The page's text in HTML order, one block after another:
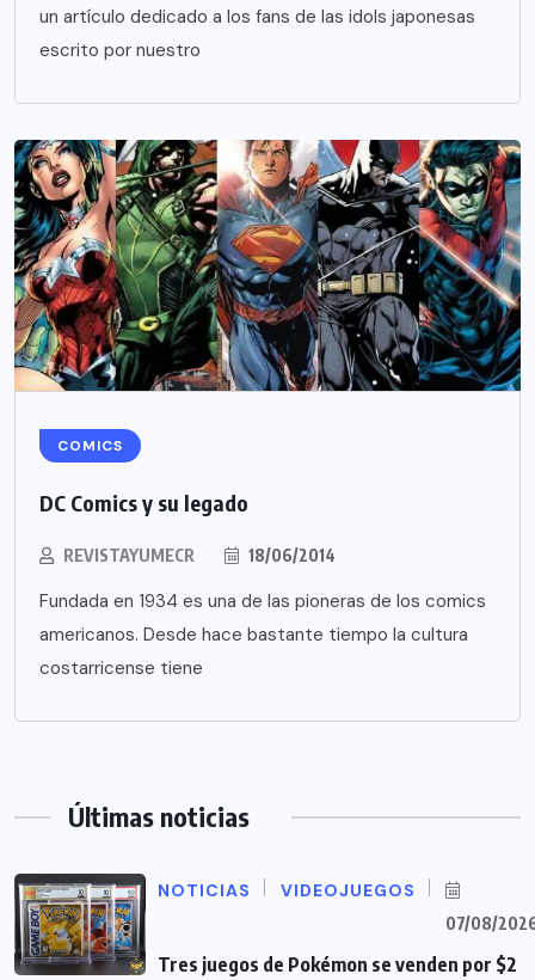
un artículo dedicado a los fans de las idols japonesas
escrito por nuestro
COMICS
DC Comics y su legado
REVISTAYUMECR 18/06/2014
Fundada en 1934 es una de las pioneras de los comics
americanos. Desde hace bastante tiempo la cultura
costarricense tiene
Últimas noticias
NOTICIAS VIDEOJUEGOS
07/08/
Tres juegos de Pokémon se venden por $2